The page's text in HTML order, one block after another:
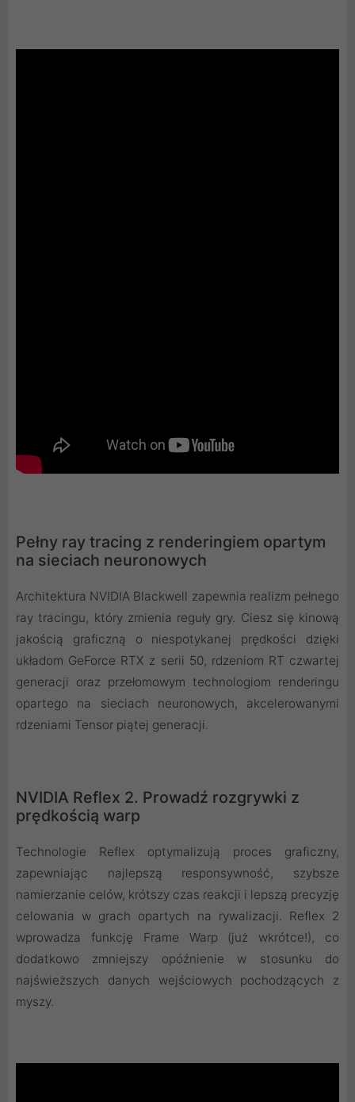
Pełny ray tracing z renderingiem opartym
na sieciach neuronowych
Architektura NVIDIA Blackwell zapewnia realizm pełnego
ray tracingu, który zmienia reguły gry. Ciesz się kinową
jakością graficzną o niespotykanej prędkości dzięki
układom GeForce RTX z serii 50, rdzeniom RT czwartej
generacji oraz przełomowym technologiom renderingu
opartego na sieciach neuronowych, akcelerowanymi
rdzeniami Tensor piątej generacji.
NVIDIA Reflex 2. Prowadź rozgrywki z
prędkością warp
Technologie Reflex optymalizują proces graficzny,
zapewniając najlepszą responsywność, szybsze
namierzanie celów, krótszy czas reakcji i lepszą precyzję
celowania w grach opartych na rywalizacji. Reflex 2
wprowadza funkcję Frame Warp (już wkrótce!), co
dodatkowo zmniejszy opóźnienie w stosunku do
najświeższych danych wejściowych pochodzących z
myszy.